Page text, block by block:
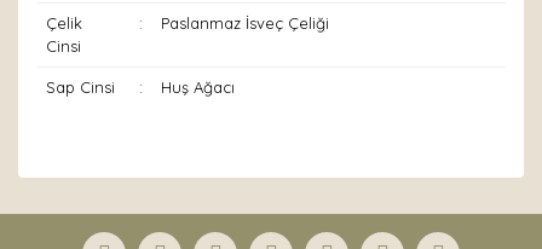
Çelik
Cinsi
: Paslanmaz İsveç Çeliği
Sap Cinsi : Huş Ağacı
formunu kullanarak tarafımıza iletebilirsiniz.
Görüş ve önerileriniz için teşekkür ederiz.